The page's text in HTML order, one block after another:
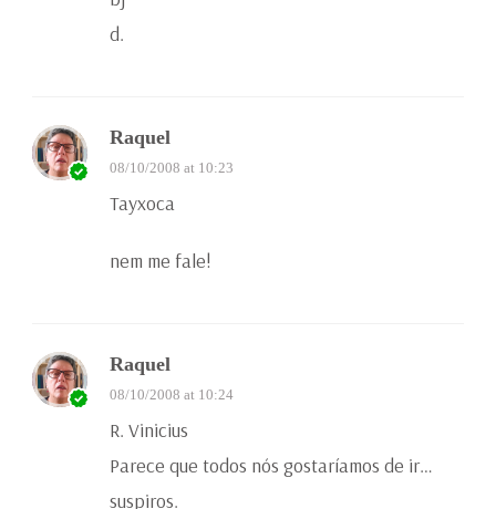
d.
Raquel
08/10/2008 at 10:23
Tayxoca
nem me fale!
Raquel
08/10/2008 at 10:24
R. Vinicius
Parece que todos nós gostaríamos de ir…
suspiros.